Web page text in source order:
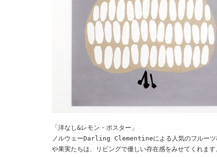
「洋なし&レモン・ポスター」
ノルウェーDarling Clementineによる人気のフルーツ
や果実たちは、リビングで優しい存在感をみせてくれます